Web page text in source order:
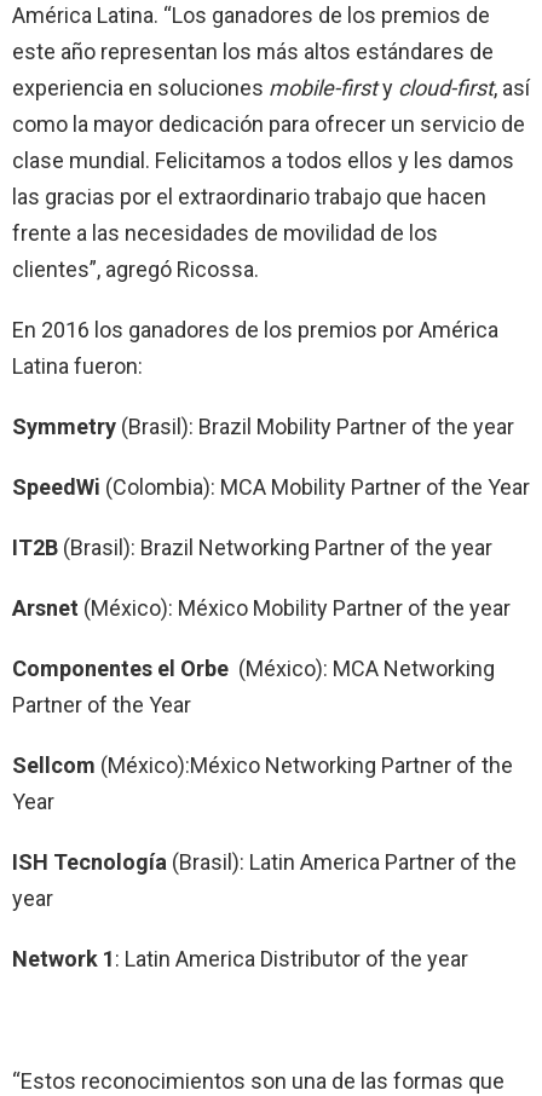
América Latina. “Los ganadores de los premios de
este año representan los más altos estándares de
experiencia en soluciones mobile-firsty cloud-first, así
como la mayor dedicación para ofrecer un servicio de
clase mundial. Felicitamos a todos ellos y les damos
las gracias por el extraordinario trabajo que hacen
frente a las necesidades de movilidad de los
clientes”, agregó Ricossa.
En 2016 los ganadores de los premios por América
Latina fueron:
Symmetry (Brasil): Brazil Mobility Partner of the year
SpeedWi (Colombia): MCA Mobility Partner of the Year
IT2B (Brasil): Brazil Networking Partner of the year
Arsnet (México): México Mobility Partner of the year
Componentes el Orbe (México): MCA Networking
Partner of the Year
Sellcom (México):México Networking Partner of the
Year
ISH Tecnología (Brasil): Latin America Partner of the
year
Network 1: Latin America Distributor of the year
“Estos reconocimientos son una de las formas que